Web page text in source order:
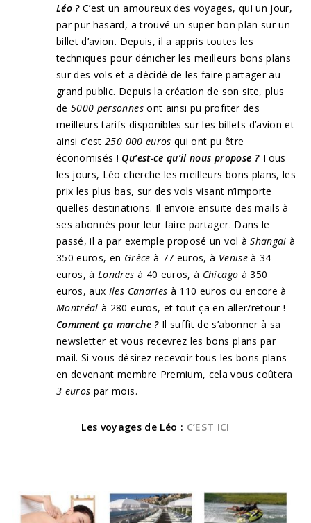
Léo ?C’est un amoureux des voyages, qui un jour,
par pur hasard, a trouvé un super bon plan sur un
billet d’avion. Depuis, il a appris toutes les
techniques pour dénicher les meilleurs bons plans
sur des vols et a décidé de les faire partager au
grand public. Depuis la création de son site, plus
de 5000 personnesont ainsi pu profiter des
meilleurs tarifs disponibles sur les billets d’avion et
ainsi c’est 250 000 euros qui ont pu être
économisés ! Qu’est-ce qu’il nous propose ? Tous
les jours, Léo cherche les meilleurs bons plans, les
prix les plus bas, sur des vols visant n’importe
quelles destinations. Il envoie ensuite des mails à
ses abonnés pour leur faire partager. Dans le
passé, il a par exemple proposé un vol àShangai à
350 euros, en Grèce à 77 euros, à Veniseà 34
euros, à Londres à 40 euros, à Chicago à 350
euros, aux Iles Canaries à 110 euros ou encore à
Montréal à 280 euros, et tout ça en aller/retour !
Comment ça marche ? Il suffit de s’abonner à sa
newsletter et vous recevrez les bons plans par
mail. Si vous désirez recevoir tous les bons plans
en devenant membre Premium, cela vous coûtera
3 euros par mois.
Les voyages de Léo : C’EST ICI